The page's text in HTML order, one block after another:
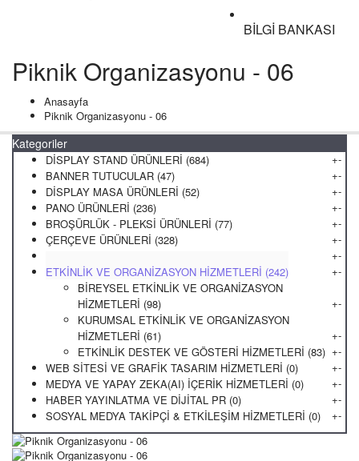
BİLGİ BANKASI
Piknik Organizasyonu - 06
Anasayfa
Piknik Organizasyonu - 06
Kategoriler
DİSPLAY STAND ÜRÜNLERİ (684) +-
BANNER TUTUCULAR (47)
+-
DİSPLAY MASA ÜRÜNLERİ (52)
+-
PANO ÜRÜNLERİ (236)
+-
BROŞÜRLÜK - PLEKSİ ÜRÜNLERİ (77)
+-
ÇERÇEVE ÜRÜNLERİ (328)
+-
+-
ETKİNLİK VE ORGANİZASYON HİZMETLERİ (242)
+-
BİREYSEL ETKİNLİK VE ORGANİZASYON
HİZMETLERİ (98)
+-
KURUMSAL ETKİNLİK VE ORGANİZASYON
HİZMETLERİ (61)
+-
ETKİNLİK DESTEK VE GÖSTERİ HİZMETLERİ (83) +-
WEB SİTESİ VE GRAFİK TASARIM HİZMETLERİ (0)
+-
MEDYA VE YAPAY ZEKA(AI) İÇERİK HİZMETLERİ (0)
+-
HABER YAYINLATMA VE DİJİTAL PR (0)
+-
SOSYAL MEDYA TAKİPÇİ & ETKİLEŞİM HİZMETLERİ (0)
+-